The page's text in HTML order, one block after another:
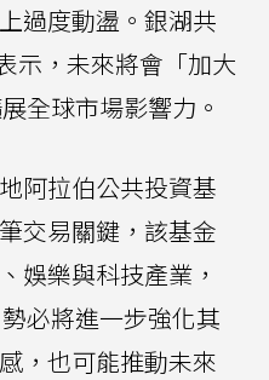
過度動盪。銀湖共
示，未來將會「加大
全球市場影響力。
阿拉伯公共投資基
交易關鍵，該基金
娛樂與科技產業，
必將進一步強化其
，也可能推動未來